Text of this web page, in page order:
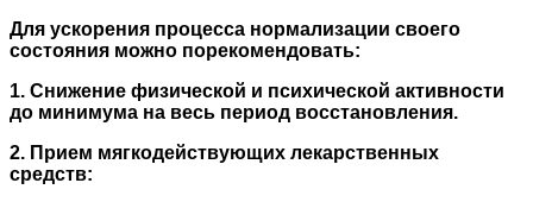
Для ускорения процесса нормализации своего
состояния можно порекомендовать:
1. Снижение физической и психической активности
до минимума на весь период восстановления.
2. Прием мягкодействующих лекарственных
средств: